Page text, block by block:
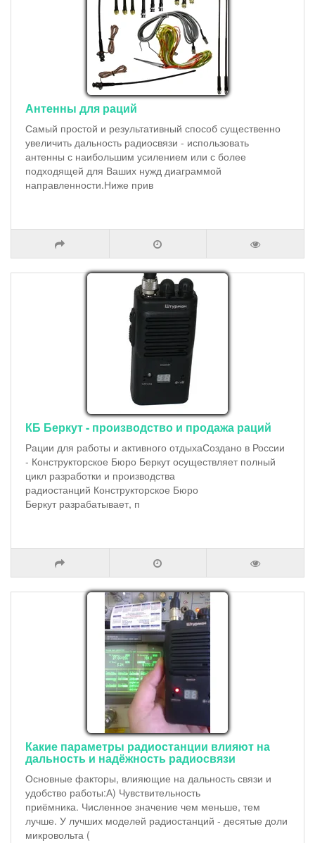
Антенны для раций
Самый простой и результативный способ существенно
увеличить дальность радиосвязи - использовать
антенны с наибольшим усилением или с более
подходящей для Ваших нужд диаграммой
направленности.Ниже прив
КБ Беркут - производство и продажа раций
Рации для работы и активного отдыхаСоздано в России
- Конструкторское Бюро Беркут осуществляет полный
цикл разработки и производства
радиостанций Конструкторское Бюро
Беркут разрабатывает, п
Какие параметры радиостанции влияют на
дальность и надёжность радиосвязи
Основные факторы, влияющие на дальность связи и
удобство работы:А) Чувствительность
приёмника. Численное значение чем меньше, тем
лучше. У лучших моделей радиостанций - десятые доли
микровольта (